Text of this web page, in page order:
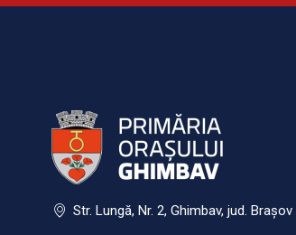
Str. Lungă, Nr. 2, Ghimbav, jud. Brașov